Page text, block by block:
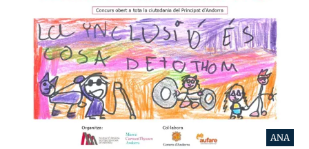
ANA